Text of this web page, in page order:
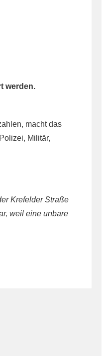
werden.
macht das
Militär,
Krefelder Straße
weil eine unbare